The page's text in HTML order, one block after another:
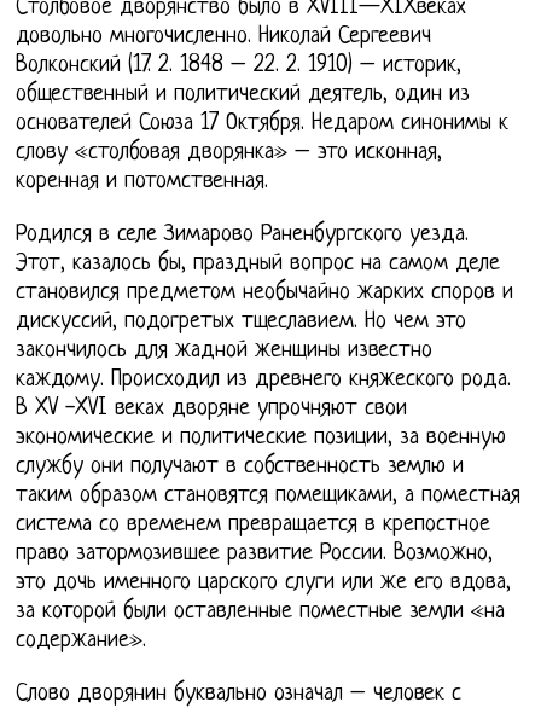
Столбовое дворянство было в XVIII—XIXвеках
довольно многочисленно. Николай Сергеевич
Волконский (17. 2. 1848 – 22. 2. 1910) – историк,
общественный и политический деятель, один из
основателей Союза 17 Октября. Недаром синонимы к
слову «столбовая дворянка» – это исконная,
коренная и потомственная.
Родился в селе Зимарово Раненбургского уезда.
Этот, казалось бы, праздный вопрос на самом деле
становился предметом необычайно жарких споров и
дискуссий, подогретых тщеславием. Но чем это
закончилось для жадной женщины известно
каждому. Происходил из древнего княжеского рода.
В XV -XVI веках дворяне упрочняют свои
экономические и политические позиции, за военную
службу они получают в собственность землю и
таким образом становятся помещиками, а поместная
система со временем превращается в крепостное
право затормозившее развитие России. Возможно,
это дочь именного царского слуги или же его вдова,
за которой были оставленные поместные земли «на
содержание».
Слово дворянин буквально означал – человек с